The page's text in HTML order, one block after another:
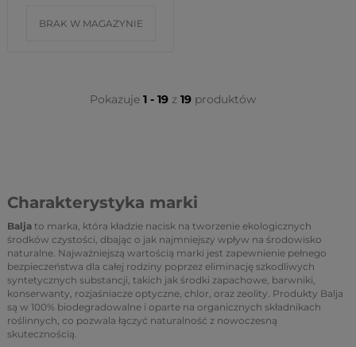
BRAK W MAGAZYNIE
Pokazuje 1 - 19 z 19 produktów
Charakterystyka marki
Balja to marka, która kładzie nacisk na tworzenie ekologicznych
środków czystości, dbając o jak najmniejszy wpływ na środowisko
naturalne. Najważniejszą wartością marki jest zapewnienie pełnego
bezpieczeństwa dla całej rodziny poprzez eliminację szkodliwych
syntetycznych substancji, takich jak środki zapachowe, barwniki,
konserwanty, rozjaśniacze optyczne, chlor, oraz zeolity. Produkty Balja
są w 100% biodegradowalne i oparte na organicznych składnikach
roślinnych, co pozwala łączyć naturalność z nowoczesną
skutecznością.